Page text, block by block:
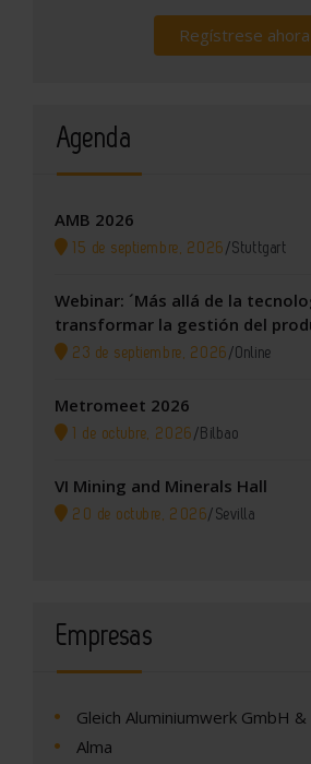
Regístrese ahora
Agenda
AMB 2026
15 de septiembre, 2026 /Stuttgart
Webinar: ´Más allá de la
transformar la gestión del
23 de septiembre, 2026 /Online
Metromeet 2026
1 de octubre, 2026 / Bilbao
VI Mining and Minerals Hall
20 de octubre, 2026/ Sevilla
Empresas
Gleich Aluminiumwerk GmbH &
Alma